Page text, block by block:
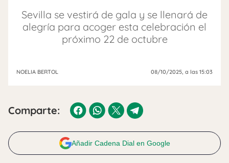
Sevilla se vestirá de gala y se llenará de
alegría para acoger esta celebración el
próximo 22 de octubre
NOELIA BERTOL 08/10/2025, a las 15:03
Comparte:
Añadir Cadena Dial en Google